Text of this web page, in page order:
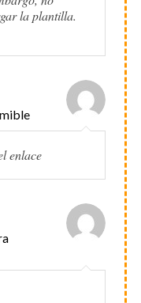
la plantilla.
enlace